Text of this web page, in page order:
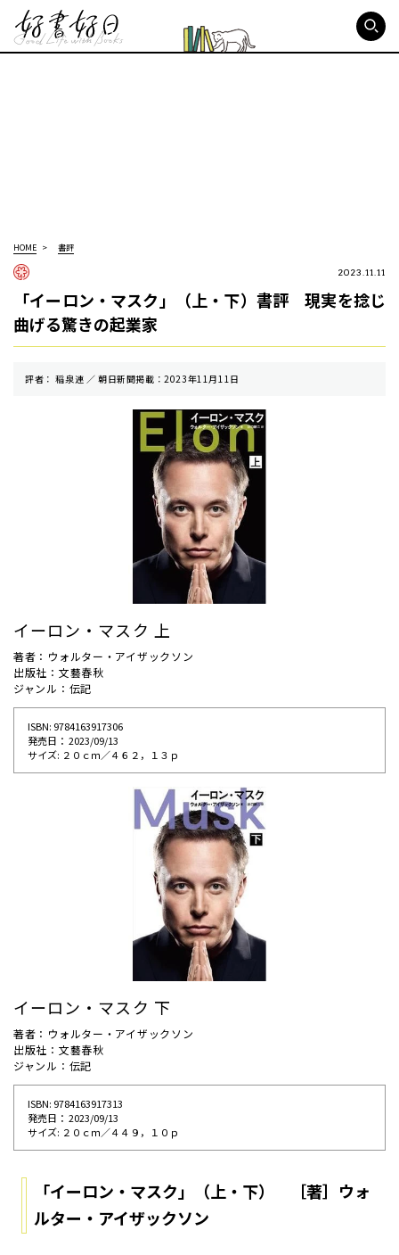
HOME 書評
2023.11.11
「イーロン・マスク」（上・下）書評 現実を捻じ
曲げる驚きの起業家
評者： 稲泉連 ／ 朝⽇新聞掲載：2023年11月11日
イーロン・マスク 上
著者：ウォルター・アイザックソン
出版社：文藝春秋
ジャンル：伝記
ISBN: 9784163917306
発売⽇： 2023/09/13
サイズ: ２０ｃｍ／４６２，１３ｐ
イーロン・マスク 下
著者：ウォルター・アイザックソン
出版社：文藝春秋
ジャンル：伝記
ISBN: 9784163917313
発売⽇： 2023/09/13
サイズ: ２０ｃｍ／４４９，１０ｐ
「イーロン・マスク」（上・下） ［著］ウォ
ルター・アイザックソン